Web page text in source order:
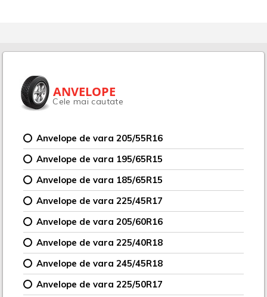
ANVELOPE
Cele mai cautate
Anvelope de vara 205/55R16
Anvelope de vara 195/65R15
Anvelope de vara 185/65R15
Anvelope de vara 225/45R17
Anvelope de vara 205/60R16
Anvelope de vara 225/40R18
Anvelope de vara 245/45R18
Anvelope de vara 225/50R17